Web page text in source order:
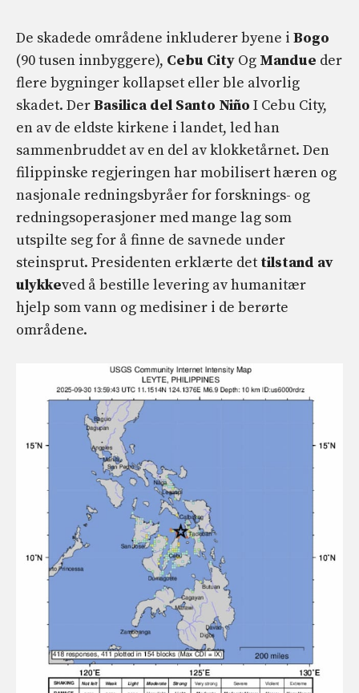
De skadede områdene inkluderer byene i Bogo
(90 tusen innbyggere), Cebu City Og Mandue der
flere bygninger kollapset eller ble alvorlig
skadet. DerBasilica del Santo Niño I Cebu City,
en av de eldste kirkene i landet, led han
sammenbruddet av en del av klokketårnet. Den
filippinske regjeringen har mobilisert hæren og
nasjonale redningsbyråer for forsknings- og
redningsoperasjoner med mange lag som
utspilte seg for å finne de savnede under
steinsprut. Presidenten erklærte det tilstand av
ulykkeved å bestille levering av humanitær
hjelp som vann og medisiner i de berørte
områdene.